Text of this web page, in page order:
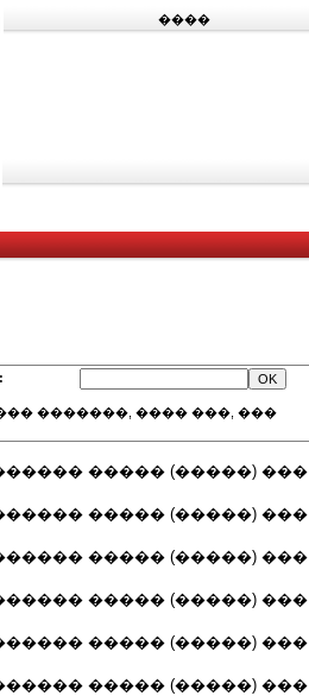
����
�������, ���� ���, ���
����� (�����) ���
����� (�����) ���
����� (�����) ���
����� (�����) ���
����� (�����) ���
����� (�����) ���